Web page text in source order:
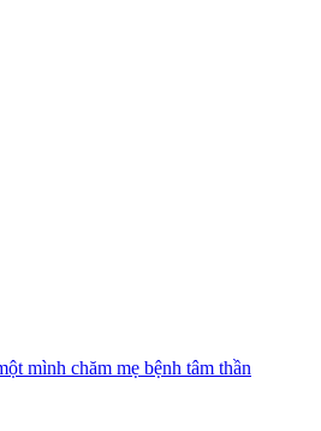
mình chăm mẹ bệnh tâm thần